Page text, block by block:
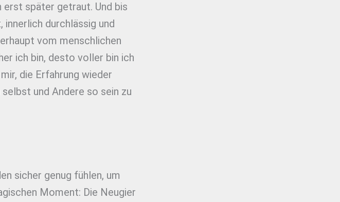
erst später getraut. Und bis
durchlässig und
vom menschlichen
ich bin, desto voller bin ich
die Erfahrung wieder
und Andere so sein zu
sicher genug fühlen, um
Moment: Die Neugier